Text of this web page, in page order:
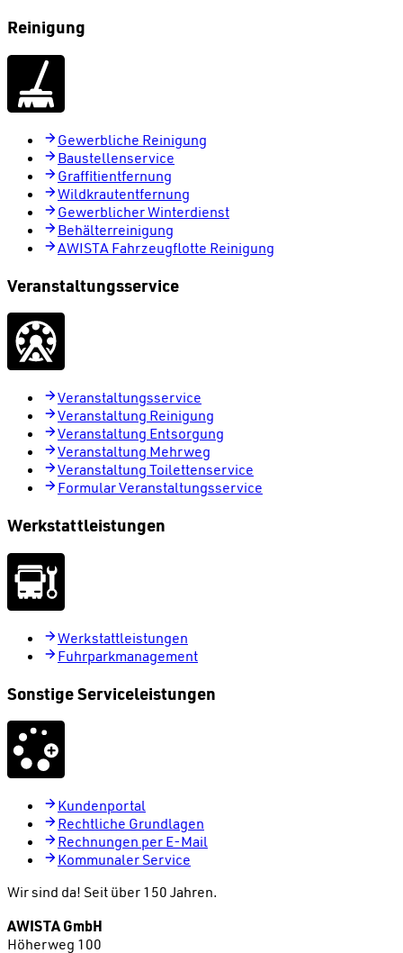
Reinigung
Gewerbliche Reinigung
Baustellenservice
Graffitientfernung
Wildkrautentfernung
Gewerblicher Winterdienst
Behälterreinigung
AWISTA Fahrzeugflotte Reinigung
Veranstaltungsservice
Veranstaltungsservice
Veranstaltung Reinigung
Veranstaltung Entsorgung
Veranstaltung Mehrweg
Veranstaltung Toilettenservice
Formular Veranstaltungsservice
Werkstattleistungen
Werkstattleistungen
Fuhrparkmanagement
Sonstige Serviceleistungen
Kundenportal
Rechtliche Grundlagen
Rechnungen per E-Mail
Kommunaler Service
Wir sind da! Seit über 150 Jahren.
AWISTA GmbH
Höherweg 100